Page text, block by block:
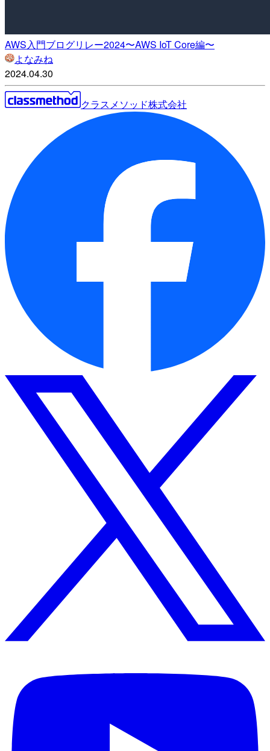
AWS入門ブログリレー2024〜AWS IoT Core編〜
よなみね
2024.04.30
クラスメソッド株式会社